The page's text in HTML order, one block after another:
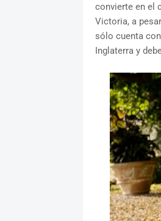
convierte en el
Victoria, a
sólo cuenta
Inglaterra y